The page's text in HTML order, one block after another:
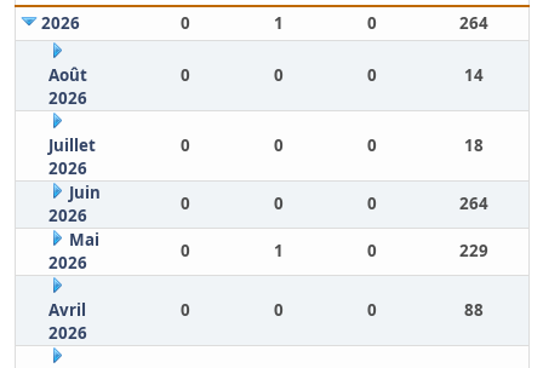
2026
0 1 0 264
Août
2026
0 0 0 14
Juillet
2026
0 0 0 18
Juin
2026
0 0 0
264
Mai
2026
0 1 0 229
Avril
2026
0 0 0 88